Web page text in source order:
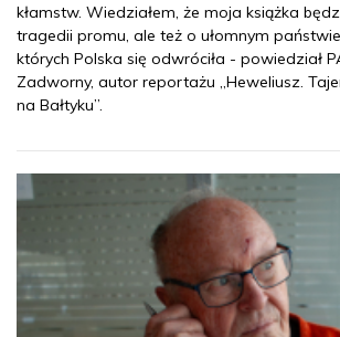
kłamstw. Wiedziałem, że moja książka
tragedii promu, ale też o ułomnym
których Polska się odwróciła - powiedział
Zadworny, autor reportażu „Heweliusz.
na Bałtyku”.